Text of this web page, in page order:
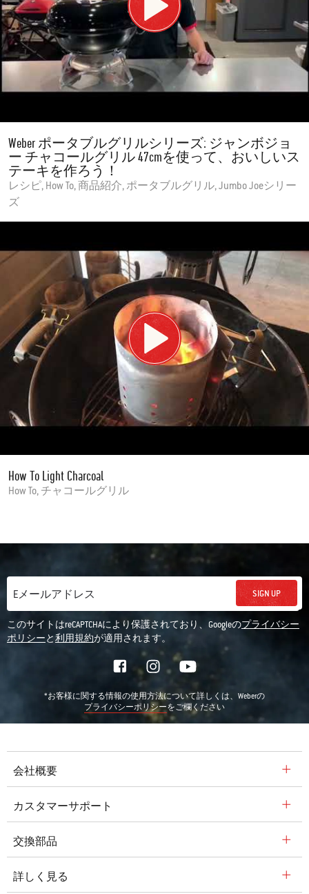
Weber ポータブルグリルシリーズ: ジャンボジョ
ー チャコールグリル 47cmを使って、おいしいス
テーキを作ろう！
レシピ, How To, 商品紹介, ポータブルグリル, Jumbo Joeシリー
ズ
How To Light Charcoal
How To, チャコールグリル
Eメールアドレス SIGN UP
このサイトはreCAPTCHAにより保護されており、Googleのプライバシー
ポリシーと利用規約が適用されます。
*お客様に関する情報の使用方法について詳しくは、Weberの
プライバシーポリシーをご欄ください
会社概要
カスタマーサポート
交換部品
詳しく見る